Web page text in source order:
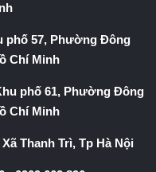
phố 57, Phường Đông
Chí Minh
phố 61, Phường Đông
Chí Minh
Thanh Trì, Tp Hà Nội